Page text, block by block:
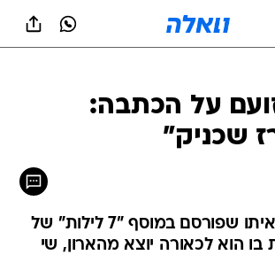
על הכתבה:
שכניק"
בעקבות ראיון איתו שפורסם במוסף "7 לילות" של
בו הוא לכאורה יוצא מהארון, שי